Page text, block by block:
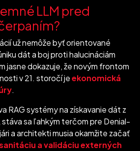
LLM pred
už nemôže byť orientované
dát a boj proti halucináciám
jasne dokazuje, že novým frontom
v 21. storočí jeekonomická
.
RAG systémy na získavanie dát z
sa ľahkým terčom pre Denial-
a architekti musia okamžite začať
a validáciu externých